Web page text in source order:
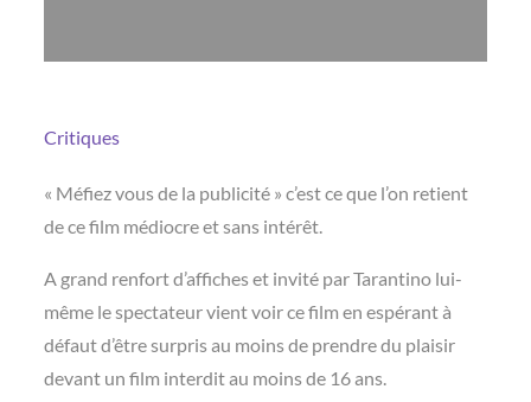
Critiques
« Méfiez vous de la publicité » c’est ce que l’on retient
de ce film médiocre et sans intérêt.
A grand renfort d’affiches et invité par Tarantino lui-
même le spectateur vient voir ce film en espérant à
défaut d’être surpris au moins de prendre du plaisir
devant un film interdit au moins de 16 ans.